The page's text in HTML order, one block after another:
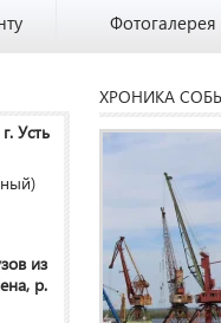
Фотогалерея
Усть
из
р.
ХРОНИКА